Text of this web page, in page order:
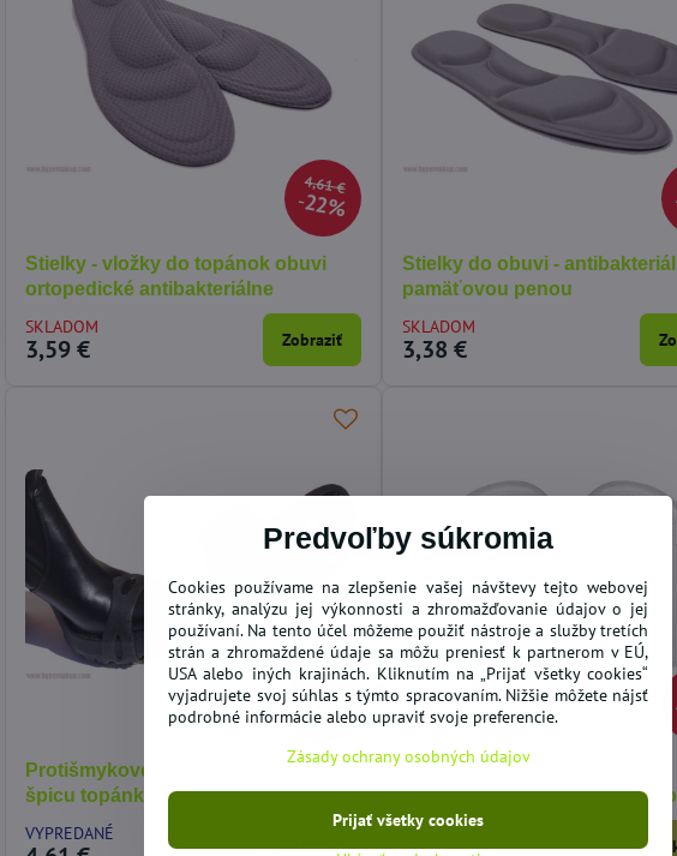
4,61 €
22%
Stielky - vložky do topánok obuvi
ortopedické antibakteriálne
SKLADOM
3,59 € Zobraziť
Stielky do obuvi -
pamäťovou penou
SKLADOM
3,38 €
6,05 €
23%
Protišmykové návleky na obuv -na
špicu topánky
VYPREDANÉ
Zobraziť
Gélové pol vložky do obuvi s
podporou priečnej klenby
SKLADOM
Do
VYPREDANÉ
3,90 €
Obliečka na vankúš SPIDER-MANN
SKLADOM
Predvoľby súkromia
Cookies používame na zlepšenie vašej návštevy tejto webovej
stránky, analýzu jej výkonnosti a zhromažďovanie údajov o jej
používaní. Na tento účel môžeme použiť nástroje a služby tretích
strán a zhromaždené údaje sa môžu preniesť k partnerom v EÚ,
USA alebo iných krajinách. Kliknutím na „Prijať všetky cookies“
vyjadrujete svoj súhlas s týmto spracovaním. Nižšie môžete nájsť
podrobné informácie alebo upraviť svoje preferencie.
Zásady ochrany osobných údajov
Prijať všetky cookies